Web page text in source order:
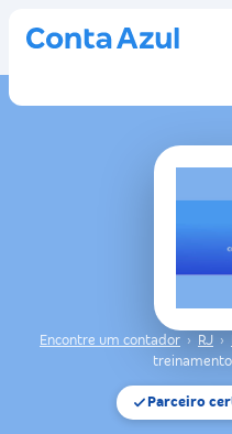
Encontre um contador › RJ ›
Parceiro